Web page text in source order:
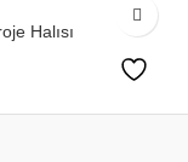
Halısı